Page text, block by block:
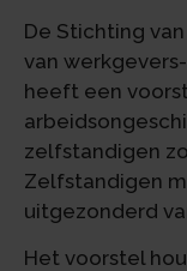
De Stichting
van
heeft een
zelfstandigen
Zelfstandigen
uitgezonderd
Het voorstel